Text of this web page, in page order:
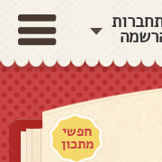
חפשי
מתכון